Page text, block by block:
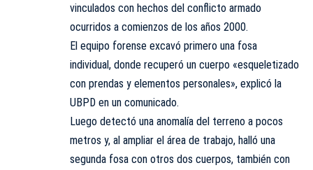
vinculados con hechos del conflicto armado
ocurridos a comienzos de los años 2000.
El equipo forense excavó primero una fosa
individual, donde recuperó un cuerpo «esqueletizado
con prendas y elementos personales», explicó la
UBPD en un comunicado.
Luego detectó una anomalía del terreno a pocos
metros y, al ampliar el área de trabajo, halló una
segunda fosa con otros dos cuerpos, también con